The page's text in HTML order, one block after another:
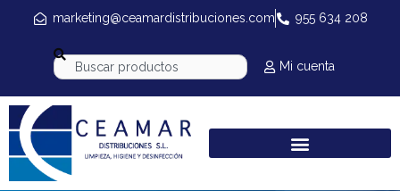
marketing@ceamardistribuciones.com 955 634 208
Mi cuenta